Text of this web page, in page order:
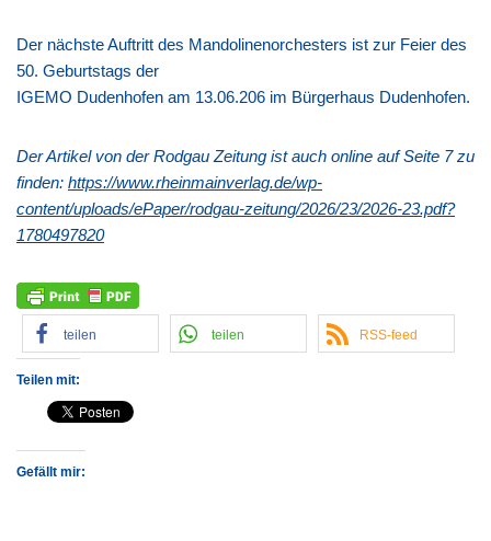
Der nächste Auftritt des Mandolinenorchesters ist zur Feier des
50. Geburtstags der
IGEMO Dudenhofen am 13.06.206 im Bürgerhaus Dudenhofen.
Der Artikel von der Rodgau Zeitung ist auch online auf Seite 7 zu
finden: https://www.rheinmainverlag.de/wp-
content/uploads/ePaper/rodgau-zeitung/2026/23/2026-23.pdf?
1780497820
teilen teilen RSS-feed
Teilen mit:
Gefällt mir: